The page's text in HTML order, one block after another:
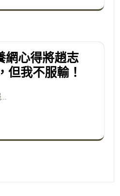
網心得將趙志
但我不服輸！